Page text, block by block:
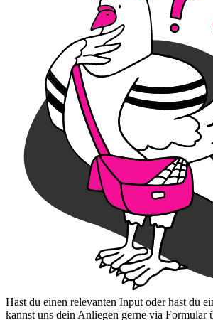
Hast du einen relevanten Input oder hast du
kannst uns dein Anliegen gerne via Formular